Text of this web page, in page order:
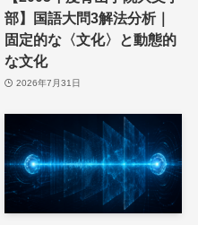
部】国語大問3解法分析｜
固定的な〈文化〉と動態的
な文化
2026年7月31日